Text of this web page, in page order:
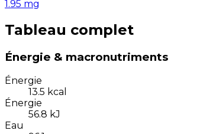
1.95 mg
Tableau complet
Énergie & macronutriments
Énergie
13.5 kcal
Énergie
56.8 kJ
Eau